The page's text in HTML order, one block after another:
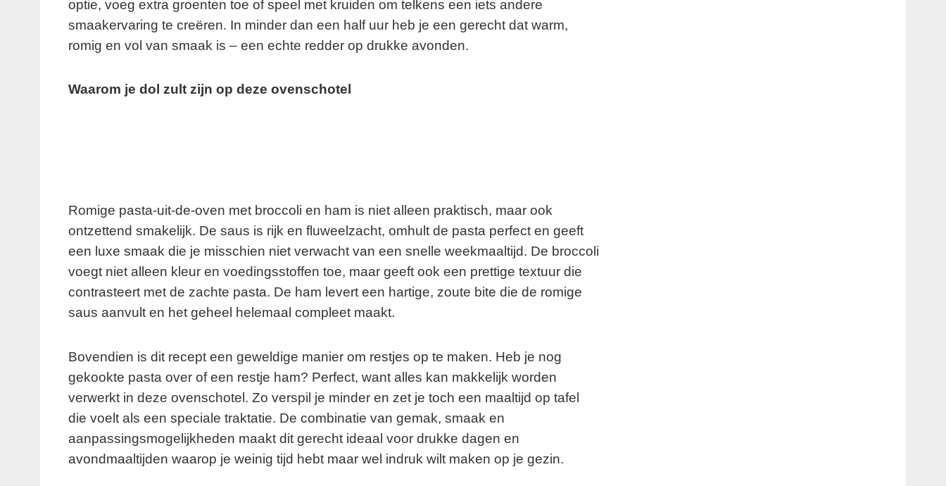
optie, voeg extra groenten toe of speel met kruiden om telkens een iets andere
smaakervaring te creëren. In minder dan een half uur heb je een gerecht dat warm,
romig en vol van smaak is – een echte redder op drukke avonden.
Waarom je dol zult zijn op deze ovenschotel
Romige pasta-uit-de-oven met broccoli en ham is niet alleen praktisch, maar ook
ontzettend smakelijk. De saus is rijk en fluweelzacht, omhult de pasta perfect en geeft
een luxe smaak die je misschien niet verwacht van een snelle weekmaaltijd. De broccoli
voegt niet alleen kleur en voedingsstoffen toe, maar geeft ook een prettige textuur die
contrasteert met de zachte pasta. De ham levert een hartige, zoute bite die de romige
saus aanvult en het geheel helemaal compleet maakt.
Bovendien is dit recept een geweldige manier om restjes op te maken. Heb je nog
gekookte pasta over of een restje ham? Perfect, want alles kan makkelijk worden
verwerkt in deze ovenschotel. Zo verspil je minder en zet je toch een maaltijd op tafel
die voelt als een speciale traktatie. De combinatie van gemak, smaak en
aanpassingsmogelijkheden maakt dit gerecht ideaal voor drukke dagen en
avondmaaltijden waarop je weinig tijd hebt maar wel indruk wilt maken op je gezin.